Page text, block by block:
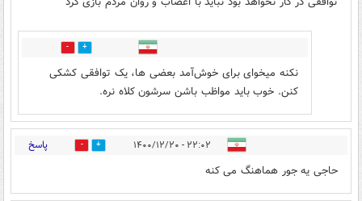
3
نکنه میخوای برای خوش‌آمد بعضی ها، یک توافقی کشکی
کنن. خوب باید مواظب باشن سرشون کلاه نره.
۲۲:۰۲ - ۱۴۰۰/۱۲/۲۰ 0 پاسخ
حاجی یه جور هماهنگ می کنه